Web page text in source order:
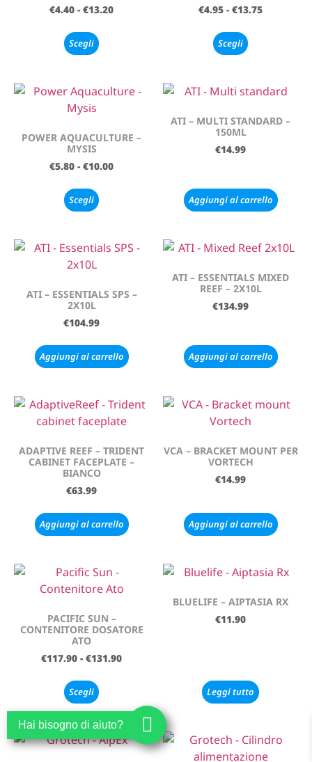
€4.40 - €13.20
Scegli
€4.95 - €13.75
Scegli
POWER AQUACULTURE –
MYSIS
€5.80 - €10.00
Scegli
ATI – MULTI STANDARD –
150ML
€14.99
Aggiungi al carrello
ATI – ESSENTIALS SPS –
2X10L
€104.99
Aggiungi al carrello
ATI – ESSENTIALS MIXED
REEF – 2X10L
€134.99
Aggiungi al carrello
ADAPTIVE REEF – TRIDENT
CABINET FACEPLATE –
BIANCO
€63.99
Aggiungi al carrello
VCA – BRACKET MOUNT PER
VORTECH
€14.99
Aggiungi al carrello
PACIFIC SUN –
CONTENITORE DOSATORE
ATO
€117.90 - €131.90
Scegli
BLUELIFE – AIPTASIA RX
€11.90
Leggi tutto
Hai bisogno di aiuto?